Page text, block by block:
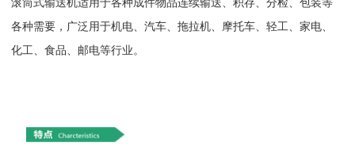
滚筒式输送机适用于各种成件物品连续输送、积存、分检、包装等
各种需要，广泛用于机电、汽车、拖拉机、摩托车、轻工、家电、
化工、食品、邮电等行业。